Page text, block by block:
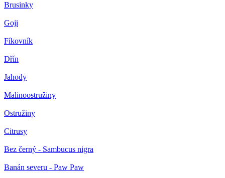
Brusinky
Goji
Fíkovník
Dřín
Jahody
Malinoostružiny
Ostružiny
Citrusy
Bez černý - Sambucus nigra
Banán severu - Paw Paw